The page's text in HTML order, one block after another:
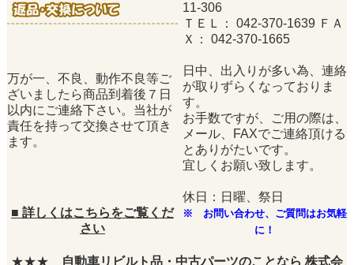
11-306
ＴＥＬ： 042-370-1639 ＦＡ
Ｘ： 042-370-1665
日中、出入りが多い為、連絡
が取りずらくなっておりま
す。
お手数ですが、ご用の際は、
メール、FAXでご連絡頂ける
とありがたいです。
宜しくお願い致します。
休日：日曜、祭日
万が一、不良、動作不良等ご
ざいましたら商品到着後７日
以内にご連絡下さい。当社が
責任を持って交換させて頂き
ます。
■ 詳しくはこちらをご覧くだ
さい
※ お問い合わせ、ご質問はお気軽
に！
★★★ 自動車リビルト品・中古パーツのことなら 株式会